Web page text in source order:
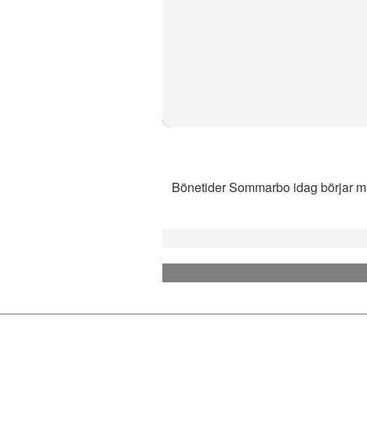
Bönetider Sommarbo idag börjar